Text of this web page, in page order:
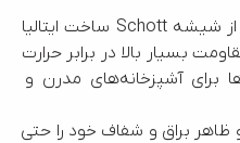
در اجاق گاز G 235B مسترپلاس، از شیشه Schott ساخت ایتالیا
بسیار بالا در برابر حرارت
و ضربه، یکی از بهترین انتخاب‌ها برای آشپزخانه‌های مدرن و
براق و شفاف خود را حتی